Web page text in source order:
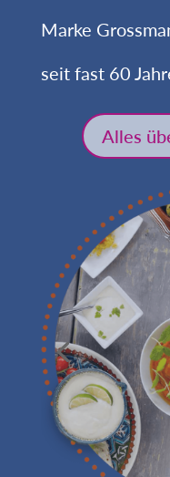
Marke
seit fast 60
Alles